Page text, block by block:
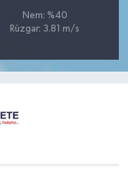
Nem: %40
Rüzgar: 3.81 m/s